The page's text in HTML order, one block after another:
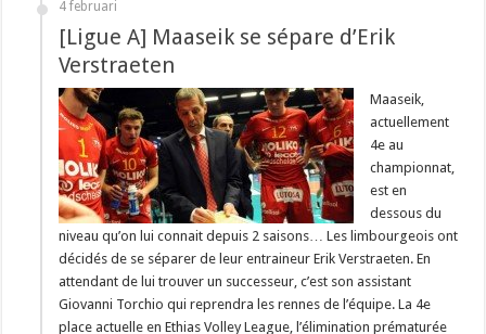
4 februari
[Ligue A] Maaseik se sépare d’Erik
Verstraeten
Maaseik,
actuellement
4e au
championnat,
est en
dessous du
niveau qu’on lui connait depuis 2 saisons… Les limbourgeois ont
décidés de se séparer de leur entraineur Erik Verstraeten. En
attendant de lui trouver un successeur, c’est son assistant
Giovanni Torchio qui reprendra les rennes de l’équipe. La 4e
place actuelle en Ethias Volley League, l’élimination prématurée